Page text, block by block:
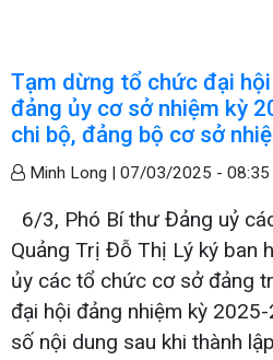
Tạm dừng tổ chức đại
đảng ủy cơ sở nhiệm kỳ
chi bộ, đảng bộ cơ sở
Minh Long | 07/03/2025 - 08:35
6/3, Phó Bí thư Đảng uỷ
Quảng Trị Đỗ Thị Lý ký ban
ủy các tổ chức cơ sở đảng
đại hội đảng nhiệm kỳ
số nội dung sau khi thành